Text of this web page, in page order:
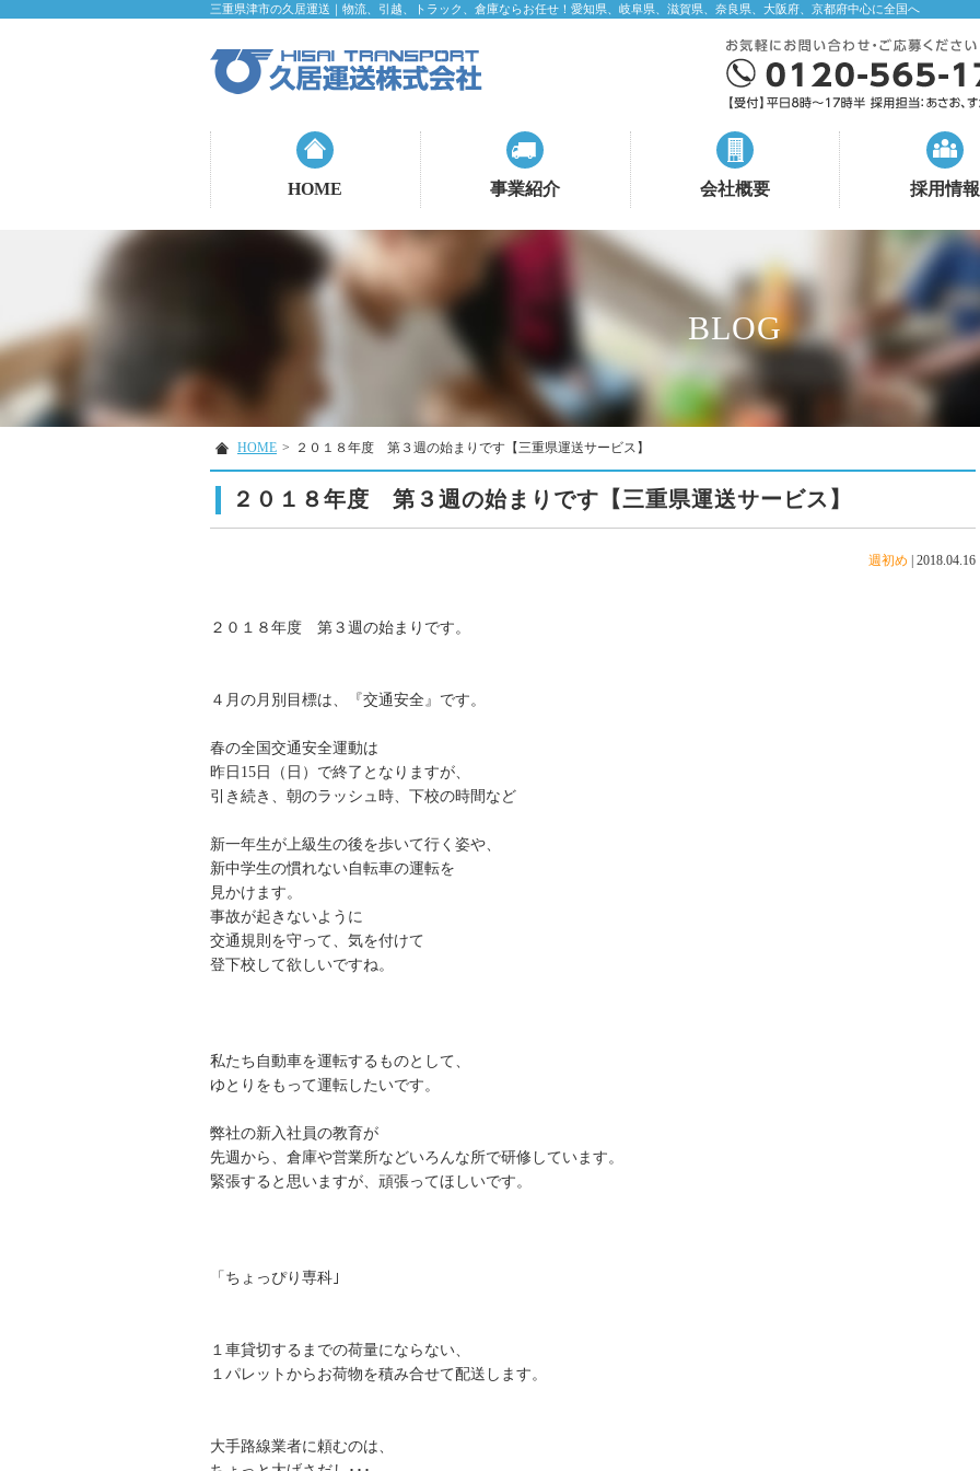
三重県津市の久居運送｜物流、引越、トラック、倉庫ならお任せ！愛知県、岐阜県、滋賀県、奈良県、大阪府、京都府中心に全国へ
HOME 事業紹介 会社概要 採用情報
BLOG
HOME > ２０１８年度 第３週の始まりです【三重県運送サービス】
２０１８年度 第３週の始まりです【三重県運送サービス】
週初め 2018.04.16
２０１８年度 第３週の始まりです。
４月の月別目標は、『交通安全』です。
春の全国交通安全運動は
昨日15日（日）で終了となりますが、
引き続き、朝のラッシュ時、下校の時間など
新一年生が上級生の後を歩いて行く姿や、
新中学生の慣れない自転車の運転を
見かけます。
事故が起きないように
交通規則を守って、気を付けて
登下校して欲しいですね。
私たち自動車を運転するものとして、
ゆとりをもって運転したいです。
弊社の新入社員の教育が
先週から、倉庫や営業所などいろんな所で研修しています。
緊張すると思いますが、頑張ってほしいです。
「ちょっぴり専科｣
１車貸切するまでの荷量にならない、
１パレットからお荷物を積み合せて配送します。
大手路線業者に頼むのは、